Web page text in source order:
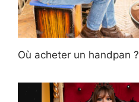
Où acheter un handpan ?